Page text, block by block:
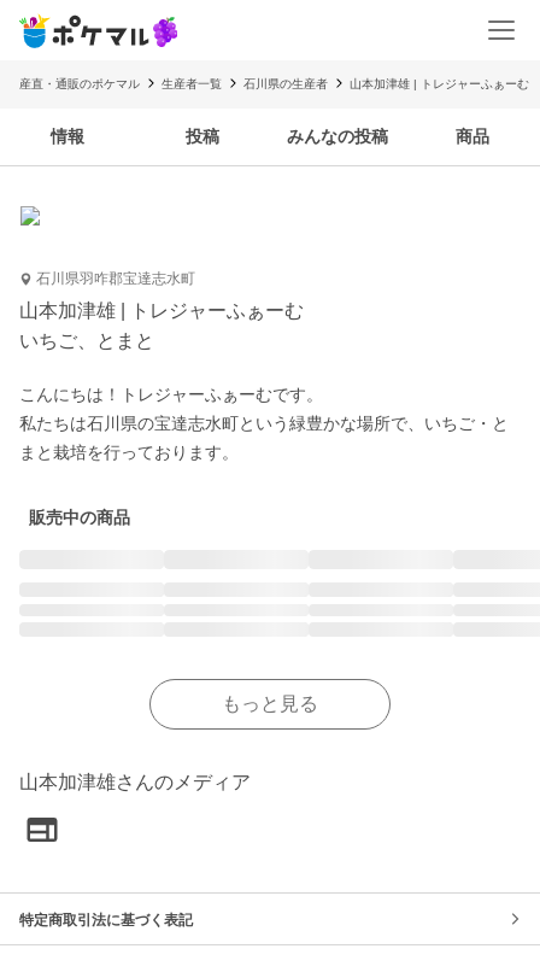
産直・通販のポケマル 生産者一覧 石川県の生産者 山本加津雄 | トレジャーふぁーむ
情報 投稿 みんなの投稿 商品
石川県羽咋郡宝達志水町
山本加津雄 | トレジャーふぁーむ
いちご、とまと
こんにちは！トレジャーふぁーむです。
私たちは石川県の宝達志水町という緑豊かな場所で、いちご・と
販売中の商品
もっと見る
山本加津雄さんのメディア
特定商取引法に基づく表記